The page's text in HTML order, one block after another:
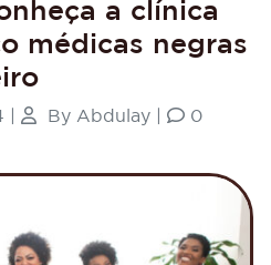
a clínica
médicas negras
By Abdulay
0